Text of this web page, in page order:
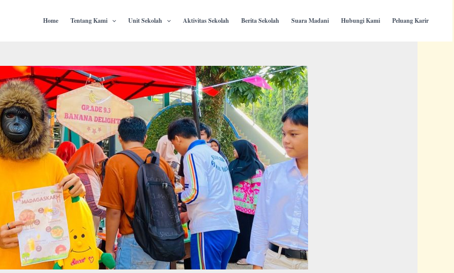
Home Tentang Kami Unit Sekolah Aktivitas Sekolah Berita Sekolah Suara Madani Hubungi Kami Peluang Karir